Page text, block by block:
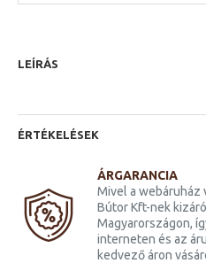
LEÍRÁS
ÉRTÉKELÉSEK
ÁRGARANCIA
Mivel a webáruház
Bútor Kft-nek
Magyarországon,
interneten és az
kedvező áron